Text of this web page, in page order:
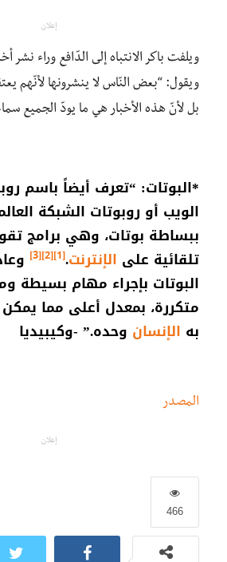
إعلان
ويلفت باكر الانتباه إلى الدّافع وراء نشر
ويقول: “بعض النّاس لا ينشرونها لأنّهم
بل لأنّ هذه الأخبار هي ما يودّ الجميع
*البوتات: “تعرف أيضاً باسم
الويب أو روبوتات الشبكة
ببساطة بوتات، وهي برامج
تلقائية على الإنترنت.
[1]
[2]
[3]
البوتات بإجراء مهام بسيطة
متكررة، بمعدل أعلى مما
به الإنسان وحده.” -وكيبيديا
المصدر
إعلان
466